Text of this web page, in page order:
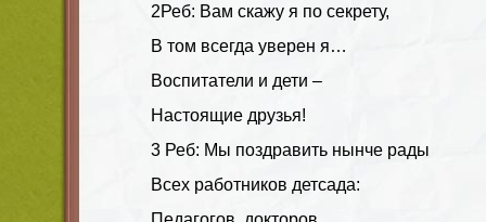
2Реб: Вам скажу я по секрету,
В том всегда уверен я…
Воспитатели и дети –
Настоящие друзья!
3 Реб: Мы поздравить нынче рады
Всех работников детсада: